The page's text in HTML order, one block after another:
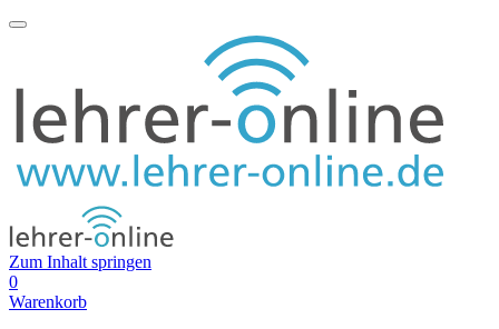
Zum Inhalt springen
0
Warenkorb